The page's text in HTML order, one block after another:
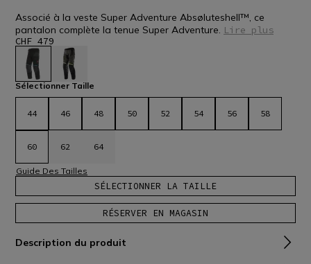
Associé à la veste Super Adventure Absøluteshell™, ce
pantalon complète la tenue Super Adventure. Lire plus
CHF 479
sélectionné
Sélectionner Taille
44 46 48 50 52 54 56 58
60 62 64
Guide Des Tailles
SÉLECTIONNER LA TAILLE
RÉSERVER EN MAGASIN
Description du produit